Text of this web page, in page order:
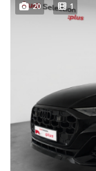
20 1